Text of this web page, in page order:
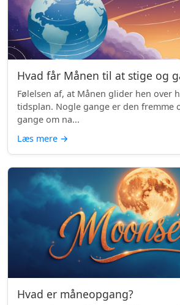
Hvad får Månen til at stige og
Følelsen af, at Månen glider hen over
tidsplan. Nogle gange er den fremme
gange om na...
Læs mere →
Hvad er måneopgang?